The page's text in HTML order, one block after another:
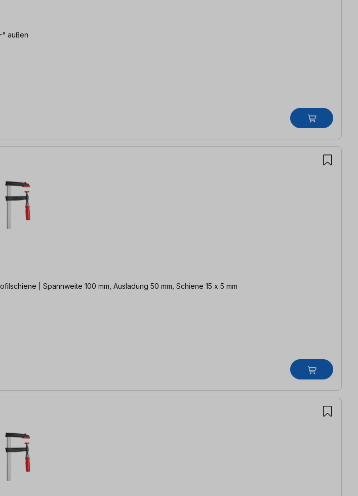
außen
| Spannweite 100 mm, Ausladung 50 mm, Schiene 15 x 5 mm